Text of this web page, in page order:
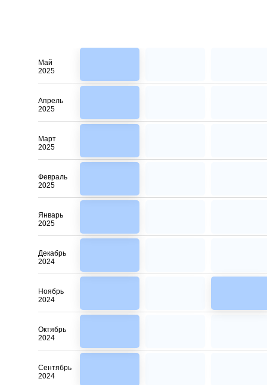
Сентябрь
2024
Октябрь
2024
Ноябрь
2024
Декабрь
2024
Январь
2025
Февраль
2025
Март
2025
Май
2025
Апрель
2025